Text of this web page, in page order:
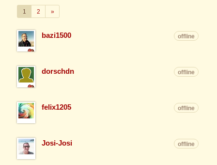
1 2 »Weiter
bazi1500 offline
dorschdn offline
felix1205 offline
Josi-Josi offline